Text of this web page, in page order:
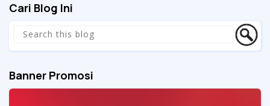
Cari Blog Ini
Banner Promosi